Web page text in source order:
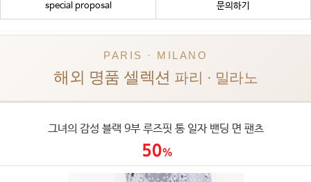
special proposal 문의하기
PARIS · MILANO
해외 명품 셀렉션 파리 · 밀라노
그녀의 감성 블랙 9부 루즈핏 통 일자 밴딩 면 팬츠